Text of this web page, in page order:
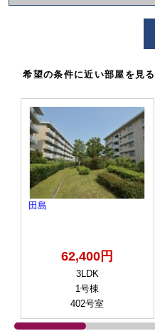
希望の条件に近い部屋を見る
田島
62,400円
3LDK
1号棟
402号室